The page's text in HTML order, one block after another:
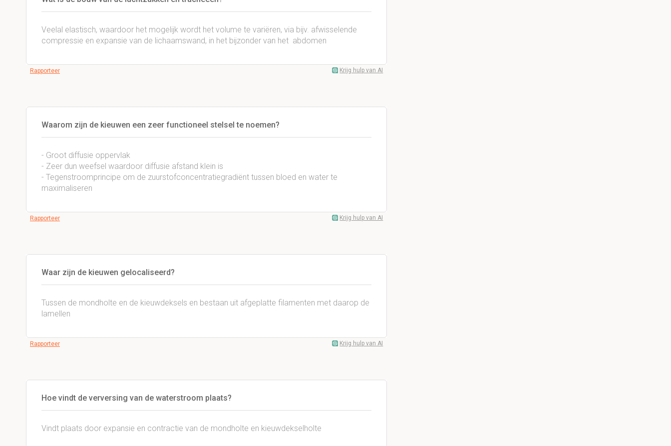
Veelal elastisch, waardoor het mogelijk wordt het volume te variëren, via bijv. afwisselende
compressie en expansie van de lichaamswand, in het bijzonder van het abdomen
Rapporteer Krijg hulp van AI
Waarom zijn de kieuwen een zeer functioneel stelsel te noemen?
- Groot diffusie oppervlak
- Zeer dun weefsel waardoor diffusie afstand klein is
- Tegenstroomprincipe om de zuurstofconcentratiegradiënt tussen bloed en water te
maximaliseren
Rapporteer Krijg hulp van AI
Waar zijn de kieuwen gelocaliseerd?
Tussen de mondholte en de kieuwdeksels en bestaan uit afgeplatte filamenten met daarop de
lamellen
Rapporteer Krijg hulp van AI
Hoe vindt de verversing van de waterstroom plaats?
Vindt plaats door expansie en contractie van de mondholte en kieuwdekselholte